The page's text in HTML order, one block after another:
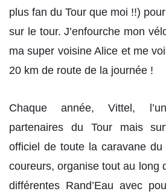
plus fan du Tour que moi !!)
sur le tour. J’enfourche mon
ma super voisine Alice et me
20 km de route de la journée !
Chaque année, Vittel,
partenaires du Tour mais
officiel de toute la caravane
coureurs, organise tout au long
différentes Rand’Eau avec